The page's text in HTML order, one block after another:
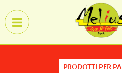
PRODOTTI PER